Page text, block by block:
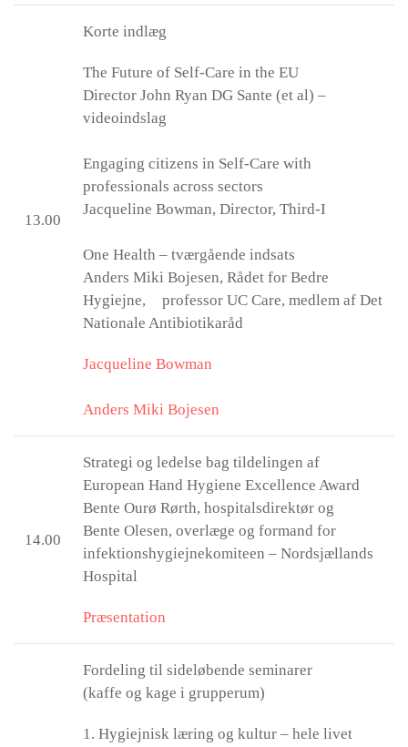
13.00
Korte indlæg
The Future of Self-Care in the EU
Director John Ryan DG Sante (et al) –
videoindslag
Engaging citizens in Self-Care with
professionals across sectors
Jacqueline Bowman, Director, Third-I
One Health – tværgående indsats
Anders Miki Bojesen, Rådet for Bedre
Hygiejne, professor UC Care, medlem af Det
Nationale Antibiotikaråd
Jacqueline Bowman
Anders Miki Bojesen
14.00
Strategi og ledelse bag tildelingen af
European Hand Hygiene Excellence Award
Bente Ourø Rørth, hospitalsdirektør og
Bente Olesen, overlæge og formand for
infektionshygiejnekomiteen – Nordsjællands
Hospital
Præsentation
Fordeling til sideløbende seminarer
(kaffe og kage i grupperum)
1. Hygiejnisk læring og kultur – hele livet